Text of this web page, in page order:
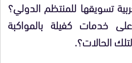
تسويقها للمنتظم الدولي؟
خدمات كفيلة بالمواكبة
الحالات؟.